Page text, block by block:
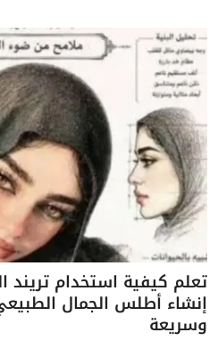
تعلم كيفية استخدام تريند
إنشاء أطلس الجمال
وسريعة